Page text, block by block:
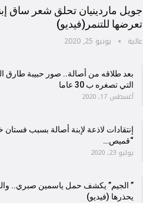
جويل ماردينيان تحلق شعر ساق
تعرضها للتنمر(فيديو)
عالية يونيو 25, 2020
بعد طلاقه من أصالة.. صور حبيبة طارق
التي تصغره ب 30 عاما
أغسطس 17, 2020
إنتقادات لاذعة لإبنة أصالة بسبب فستان
“قميص…
يوليو 23, 2020
” الجيم” يكشف حمل ياسمين صبري..
يحذرها (فيديو)